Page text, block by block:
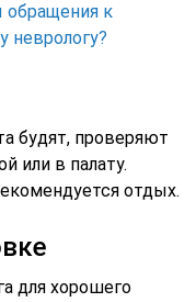
обращения к
неврологу?
будят, проверяют
или в палату.
отдых.
для хорошего